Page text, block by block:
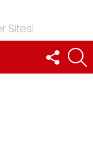
Sitesi
FOLLOW
US